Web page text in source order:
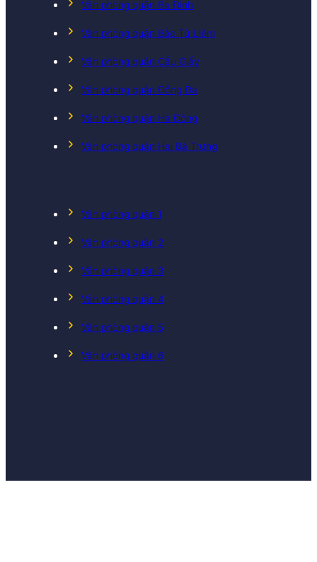
Văn phòng quận Ba Đình
Văn phòng quận Bắc Từ Liêm
Văn phòng quận Cầu Giấy
Văn phòng quận Đống Đa
Văn phòng quận Hà Đông
Văn phòng quận Hai Bà Trưng
Văn phòng quận 1
Văn phòng quận 2
Văn phòng quận 3
Văn phòng quận 4
Văn phòng quận 5
Văn phòng quận 6